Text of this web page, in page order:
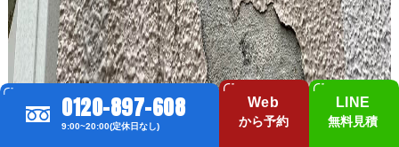
0120-897-608
9:00~20:00(定休日なし)
Web
から予約
LINE
無料見積